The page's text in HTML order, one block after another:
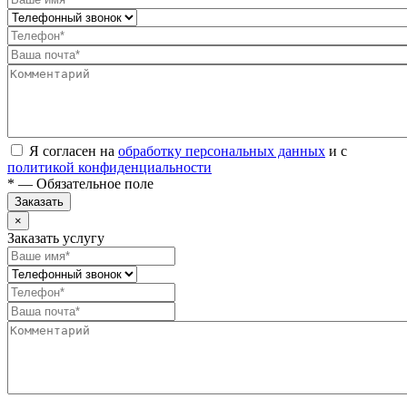
Я согласен на обработку персональных данных и с
политикой конфиденциальности
* — Обязательное поле
Заказать
×
Заказать услугу